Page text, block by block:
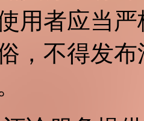
用者应当
，不得发